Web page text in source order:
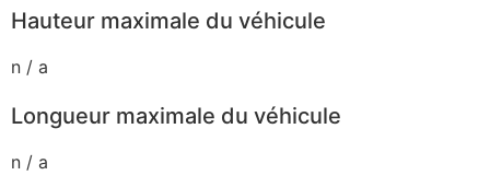
Hauteur maximale du véhicule
n / a
Longueur maximale du véhicule
n / a